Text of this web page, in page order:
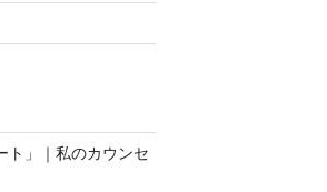
ト」｜私のカウンセ